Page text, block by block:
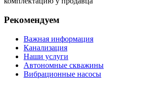
Рекомендуем
Важная информация
Канализация
Наши услуги
Автономные скважины
Вибрационные насосы